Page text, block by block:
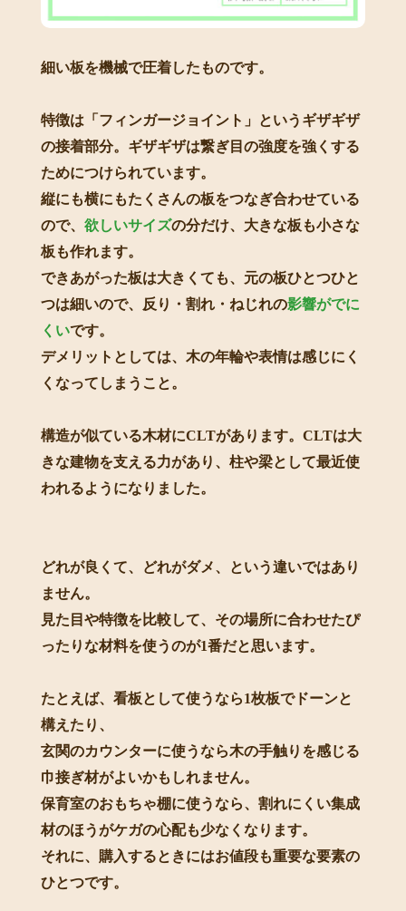
細い板を機械で圧着したものです。
特徴は「フィンガージョイント」というギザギザ
の接着部分。ギザギザは繋ぎ目の強度を強くする
ためにつけられています。
縦にも横にもたくさんの板をつなぎ合わせている
ので、 欲しいサイズの分だけ、大きな板も小さな
板も作れます。
できあがった板は大きくても、元の板ひとつひと
つは細いので、反り・割れ・ねじれの影響がでに
くいです。
デメリットとしては、木の年輪や表情は感じにく
くなってしまうこと。
構造が似ている木材にCLTがあります。CLTは大
きな建物を支える力があり、柱や梁として最近使
われるようになりました。
どれが良くて、どれがダメ、という違いではあり
ません。
見た目や特徴を比較して、その場所に合わせたぴ
ったりな材料を使うのが1番だと思います。
たとえば、看板として使うなら1枚板でドーンと
構えたり、
玄関のカウンターに使うなら木の手触りを感じる
巾接ぎ材がよいかもしれません。
保育室のおもちゃ棚に使うなら、割れにくい集成
材のほうがケガの心配も少なくなります。
それに、購入するときにはお値段も重要な要素の
ひとつです。